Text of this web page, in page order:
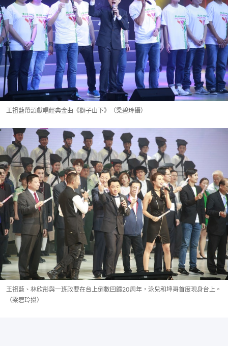
王祖藍帶頭獻唱經典金曲《獅子山下》（梁碧玲攝）
王祖藍、林欣彤與一班政要在台上倒數回歸20周年，泳兒和坤哥首度現身台上。
（梁碧玲攝）